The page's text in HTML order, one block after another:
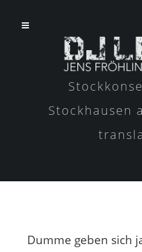
Stockhausen
Dumme geben sich